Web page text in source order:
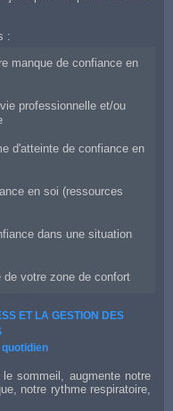
:
manque de confiance en
professionnelle et/ou
d'atteinte de confiance en
en soi (ressources
dans une situation
votre zone de confort
ET LA GESTION DES
sommeil, augmente notre
notre rythme respiratoire,